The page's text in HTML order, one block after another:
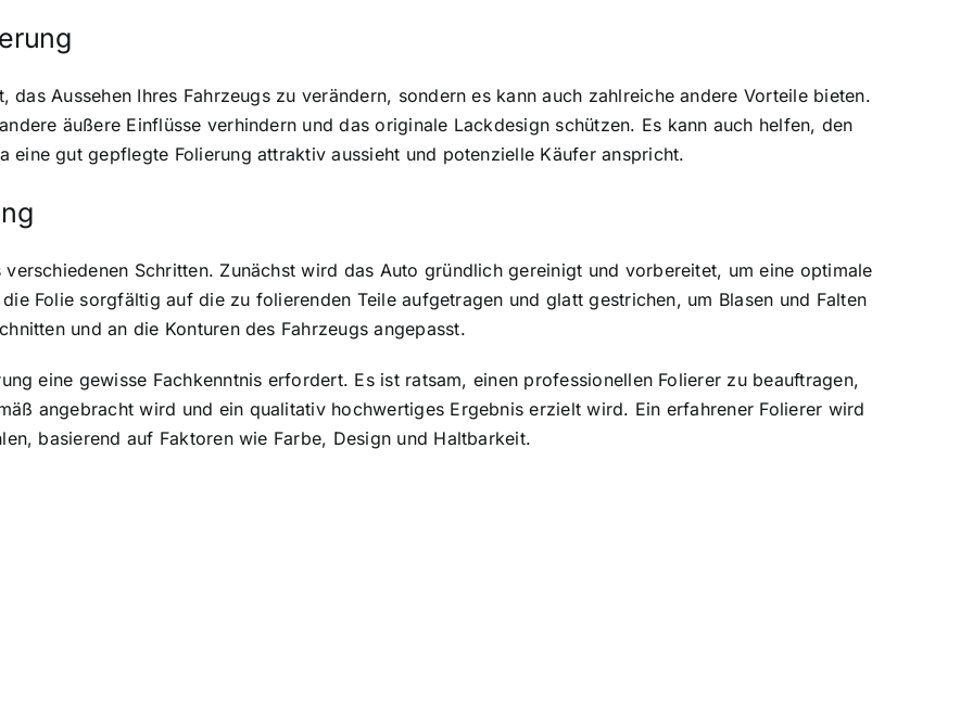
Aussehen Ihres Fahrzeugs zu verändern, sondern es kann auch zahlreiche andere Vorteile bieten.
äußere Einflüsse verhindern und das originale Lackdesign schützen. Es kann auch helfen, den
eine gut gepflegte Folierung attraktiv aussieht und potenzielle Käufer anspricht.
Schritten. Zunächst wird das Auto gründlich gereinigt und vorbereitet, um eine optimale
Folie sorgfältig auf die zu folierenden Teile aufgetragen und glatt gestrichen, um Blasen und Falten
und an die Konturen des Fahrzeugs angepasst.
eine gewisse Fachkenntnis erfordert. Es ist ratsam, einen professionellen Folierer zu beauftragen,
angebracht wird und ein qualitativ hochwertiges Ergebnis erzielt wird. Ein erfahrener Folierer wird
basierend auf Faktoren wie Farbe, Design und Haltbarkeit.